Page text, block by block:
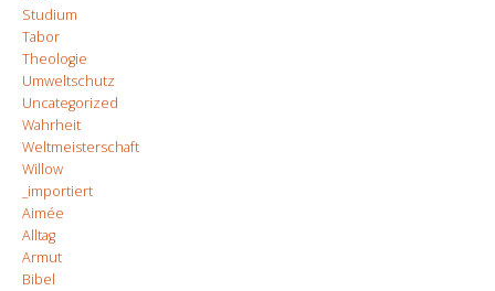
Studium
Tabor
Theologie
Umweltschutz
Uncategorized
Wahrheit
Weltmeisterschaft
Willow
_importiert
Aimée
Alltag
Armut
Bibel